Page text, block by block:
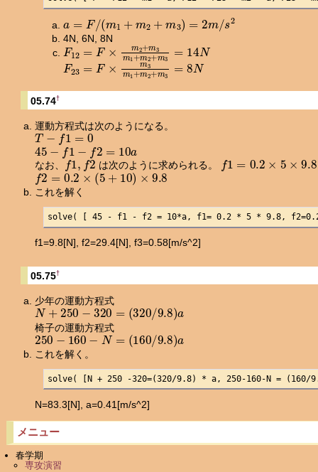
メニュー
春学期
専攻演習
(m1 m/
4N, 6N, 8N
F12=F×m m3m1 +m 3=
F23 ×m m1+m2+m =8N
05.74†
運動方程式は次のようになる。
T−f1=0
45
1 −f2=10a
なお、 f1, 2 は次のように求められる。 1= 0.2×5
9.8
f2=0.2×(5+10)×9.8
これを解く
solve( [ 45 - f1 - f2 = 10*a, f1= 0.2 * 5 * 9.8,
f1=9.8[N], f2=29.4[N], f3=0.58[m/s^2]
05.75†
少年の運動方程式
N+250−320=(320 9.8)a
椅子の運動方程式
250−160−N=(160 9.8)a
これを解く。
solve( [N + 250 -320=(320/9.8) * a, 250-160-N =
N=83.3[N], a=0.41[m/s^2]